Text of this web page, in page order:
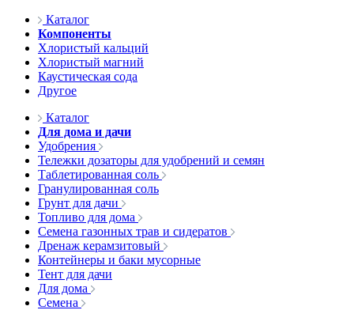
Каталог
Компоненты
Хлористый кальций
Хлористый магний
Каустическая сода
Другое
Каталог
Для дома и дачи
Удобрения
Тележки дозаторы для удобрений и семян
Таблетированная соль
Гранулированная соль
Грунт для дачи
Топливо для дома
Семена газонных трав и сидератов
Дренаж керамзитовый
Контейнеры и баки мусорные
Тент для дачи
Для дома
Семена